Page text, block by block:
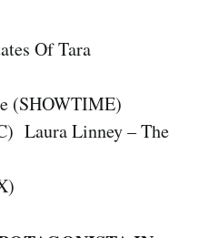
Of Tara
(SHOWTIME)
Laura Linney – The